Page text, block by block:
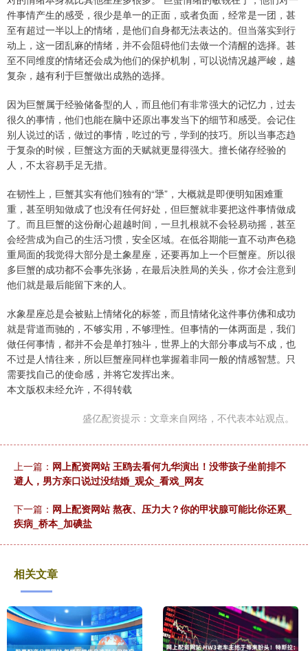
件事情产生的感受，很少是单一的正面，或者负面，经常是一团，甚
至有超过一半以上的情绪，是他们自身都无法表达的。但当落实到行
动上，这一团乱麻的情绪，并不会阻碍他们去做一个清醒的选择。甚
至不同维度的情绪还会成为他们的保护机制，可以说情况越严峻，越
复杂，越有利于巨蟹做出成熟的选择。
因为巨蟹属于经验储备型的人，而且他们有非常强大的记忆力，过去
很久的事情，他们也能在脑中还原出事发当下的细节和感受。会记住
别人说过的话，做过的事情，吃过的亏，学到的技巧。所以当事态趋
于复杂的时候，巨蟹这方面的天赋就更显得强大。擅长储存经验的
人，不太容易手足无措。
在韧性上，巨蟹其实有他们独有的“犟”，大概就是即便明知困难重
重，甚至明知做成了也没有任何好处，但巨蟹就非要把这件事情做成
了。而且巨蟹的这份耐心超越时间，一旦扎根就不会轻易动摇，甚至
会经营成为自己的生活习惯，安全区域。在低谷期能一直不动声色稳
重局面的我觉得大部分是土象星座，还要再加上一个巨蟹座。所以很
多巨蟹的成功都不会事先张扬，在最后决胜局的关头，你才会注意到
他们就是最后能留下来的人。
水象星座总是会被贴上情绪化的标签，而且情绪化这件事仿佛和成功
就是背道而驰的，不够实用，不够理性。但事情的一体两面是，我们
做任何事情，都并不会是单打独斗，世界上的大部分事成与不成，也
不过是人情往来，所以巨蟹座同样也掌握着非同一般的情感智慧。只
需要找自己的使命感，并将它发挥出来。
本文版权未经允许，不得转载
盛亿配资提示：文章来自网络，不代表本站观点。
上一篇： 网上配资网站 王鸥去看何九华演出！没带孩子坐前排不
避人，男方亲口说过没结婚_观众_看戏_网友
下一篇： 网上配资网站 熬夜、压力大？你的甲状腺可能比你还累_
疾病_桥本_加碘盐
相关文章